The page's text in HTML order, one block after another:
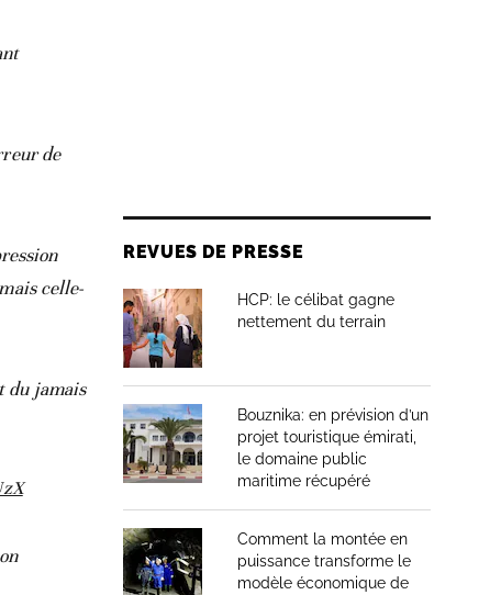
de
celle-
du jamais
REVUES DE PRESSE
HCP: le célibat gagne
nettement du terrain
Bouznika: en prévision d’un
projet touristique émirati,
le domaine public
maritime récupéré
Comment la montée en
puissance transforme le
modèle économique de